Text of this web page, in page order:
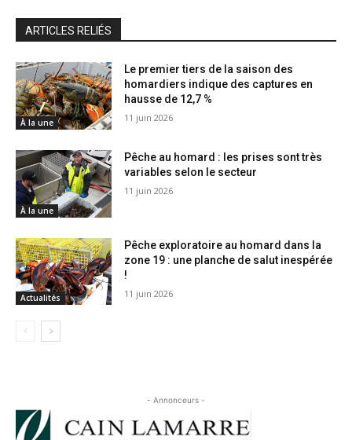
ARTICLES RELIÉS
À la une
Le premier tiers de la saison des
homardiers indique des captures en
hausse de 12,7 %
11 juin 2026
À la une
Pêche au homard : les prises sont très
variables selon le secteur
11 juin 2026
Actualités
Pêche exploratoire au homard dans la
zone 19 : une planche de salut inespérée
!
11 juin 2026
- Annonceurs -